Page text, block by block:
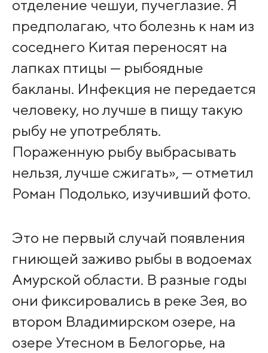
отделение чешуи, пучеглазие. Я
предполагаю, что болезнь к нам из
соседнего Китая переносят на
лапках птицы — рыбоядные
бакланы. Инфекция не передается
человеку, но лучше в пищу такую
рыбу не употреблять.
Пораженную рыбу выбрасывать
нельзя, лучше сжигать», — отметил
Роман Подолько, изучивший фото.
Это не первый случай появления
гниющей заживо рыбы в водоемах
Амурской области. В разные годы
они фиксировались в реке Зея, во
втором Владимирском озере, на
озере Утесном в Белогорье, на